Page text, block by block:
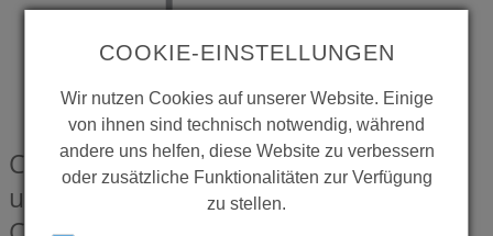
CONTI+ Flexschlauch für Anschluss
unten, inkl. Dichtungen, für CONTI+
COOKIE-EINSTELLUNGEN
Wir nutzen Cookies auf unserer Website. Einige
von ihnen sind technisch notwendig, während
andere uns helfen, diese Website zu verbessern
oder zusätzliche Funktionalitäten zur Verfügung
zu stellen.